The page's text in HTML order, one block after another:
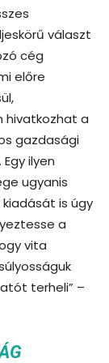
választ
cég
előre
hivatkozhat a
gazdasági
ilyen
ugyanis
is úgy
a
vita
terheli” –